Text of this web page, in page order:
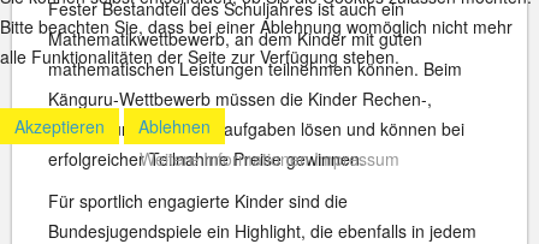
Fester Bestandteil des Schuljahres ist auch ein
Mathematikwettbewerb, an dem Kinder mit guten
mathematischen Leistungen teilnehmen können. Beim
Känguru-Wettbewerb müssen die Kinder Rechen-,
Knobel- und Denksportaufgaben lösen und können bei
erfolgreicher Teilnahme Preise gewinnen.
Für sportlich engagierte Kinder sind die
Bundesjugendspiele ein Highlight, die ebenfalls in jedem
Bitte beachten Sie, dass bei einer Ablehnung womöglich nicht mehr
alle Funktionalitäten der Seite zur Verfügung stehen.
Akzeptieren
Ablehnen
Weitere Informationen Impressum